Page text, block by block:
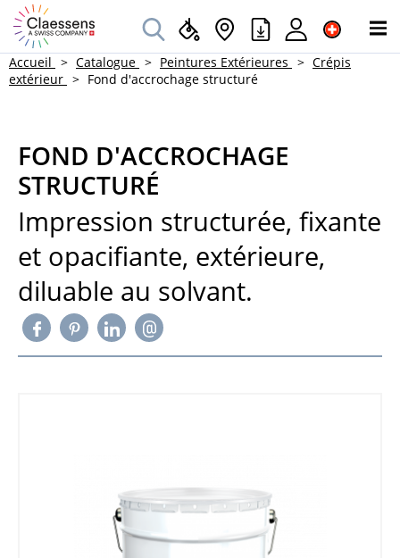
Accueil Catalogue Peintures Extérieures
Crépis
extérieur
Fond d'accrochage structuré
FOND D'ACCROCHAGE
STRUCTURÉ
Impression structurée, fixante
et opacifiante, extérieure,
diluable au solvant.